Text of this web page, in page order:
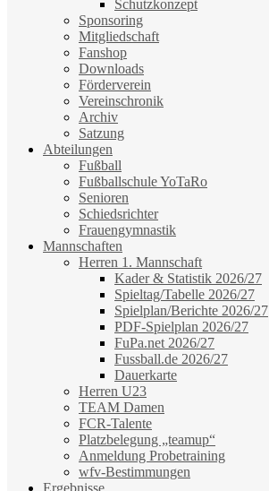
Schutzkonzept
Sponsoring
Mitgliedschaft
Fanshop
Downloads
Förderverein
Vereinschronik
Archiv
Satzung
Abteilungen
Fußball
Fußballschule YoTaRo
Senioren
Schiedsrichter
Frauengymnastik
Mannschaften
Herren 1. Mannschaft
Kader & Statistik 2026/27
Spieltag/Tabelle 2026/27
Spielplan/Berichte 2026/27
PDF-Spielplan 2026/27
FuPa.net 2026/27
Fussball.de 2026/27
Dauerkarte
Herren U23
TEAM Damen
FCR-Talente
Platzbelegung „teamup“
Anmeldung Probetraining
wfv-Bestimmungen
Ergebnisse